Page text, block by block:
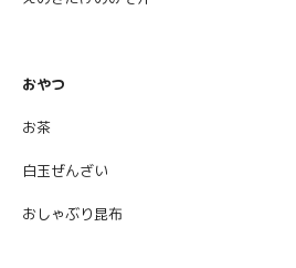
おやつ
お茶
白玉ぜんざい
おしゃぶり昆布